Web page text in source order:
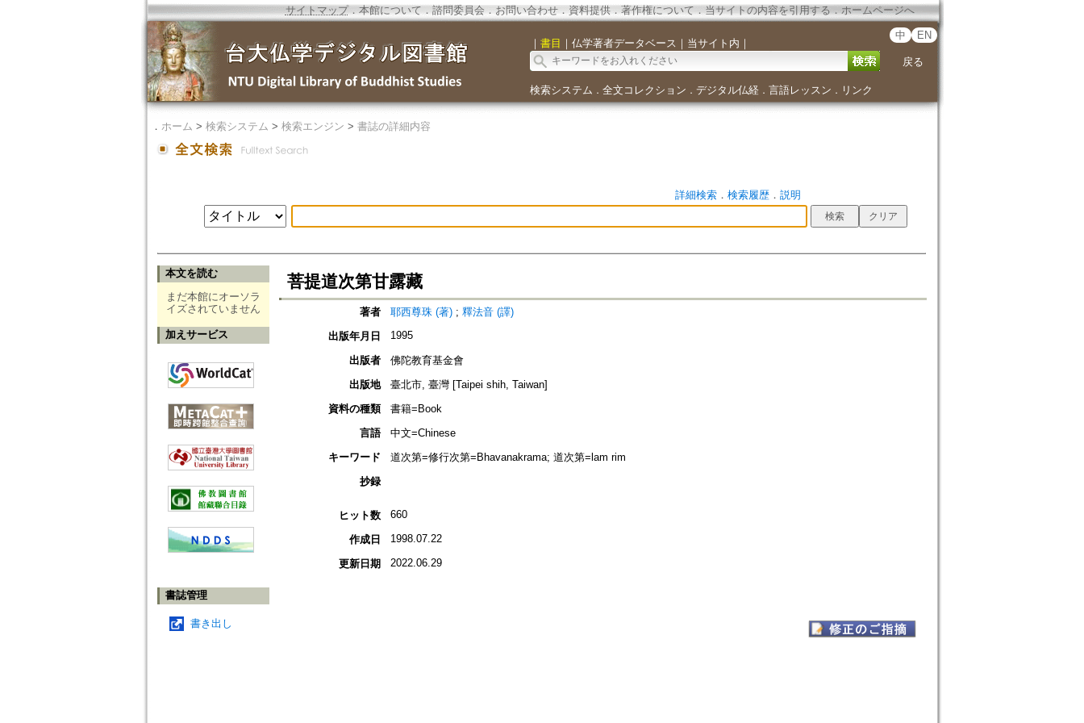
サイトマップ．本館について ． 諮問委員会． お問い合わせ． 資料提供． 著作権について．当サイトの内容を引用する ． ホームページへ
｜ 書目 ｜ 仏学著者データベース ｜ 当サイト内 ｜
中 EN
戻る
検索システム ． 全文コレクション ． デジタル仏経． 言語レッスン ． リンク
． ホーム > 検索システム > 検索エンジン > 書誌の詳細内容
詳細検索． 検索履歴． 説明
本文を読む
まだ本館にオーソラ
イズされていません
加えサービス
書誌管理
書き出し
菩提道次第甘露藏
著者 耶西尊珠 (著); 釋法音 (譯)
出版年月日
1995
出版者
佛陀教育基金會
出版地
臺北市, 臺灣 [Taipei shih, Taiwan]
資料の種類
書籍=Book
言語
中文=Chinese
キーワード
道次第=修行次第=Bhavanakrama; 道次第=lam rim
抄録
ヒット数 660
作成日 1998.07.22
更新日期 2022.06.29